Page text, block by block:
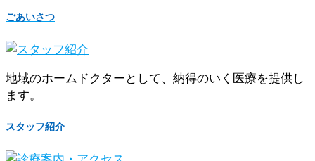
ごあいさつ
地域のホームドクターとして、納得のいく医療を提供し
ます。
スタッフ紹介